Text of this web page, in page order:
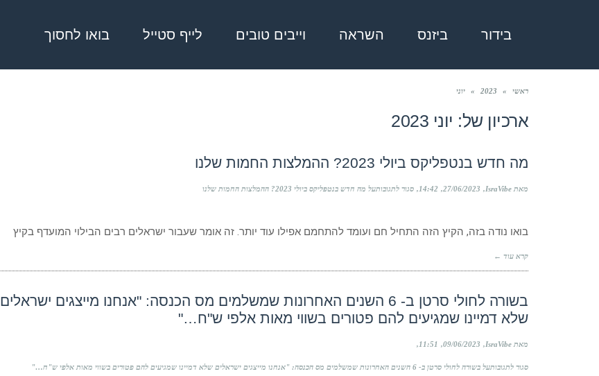
בידור ביזנס השראה וייבים טובים לייף סטייל בואו לחסוך
ראשי »
2023
» יוני
ארכיון של: יוני 2023
מה חדש בנטפליקס ביולי 2023? ההמלצות החמות שלנו
מאת IsraVibe 27/06/2023
14:42 סגור לתגובותעל מה חדש בנטפליקס ביולי 2023? ההמלצות החמות שלנו
בואו נודה בזה, הקיץ הזה התחיל חם ועומד להתחמם אפילו עוד יותר. זה אומר שעבור ישראלים רבים הבילוי המועדף בקיץ
קרא עוד ←
בשורה לחולי סרטן ב- 6 השנים האחרונות שמשלמים מס הכנסה: "אנחנו מייצגים ישראלים
שלא דמיינו שמגיעים להם פטורים בשווי מאות אלפי ש"ח…"
מאת IsraVibe 09/06/2023
11:51
סגור לתגובותעל בשורה לחולי סרטן ב- 6 השנים האחרונות שמשלמים מס הכנסה: "אנחנו מייצגים ישראלים שלא דמיינו שמגיעים להם פטורים בשווי מאות אלפי ש"ח…"